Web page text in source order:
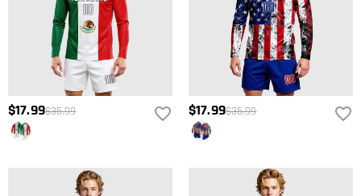
$17.99$35.99 $17.99$35.99